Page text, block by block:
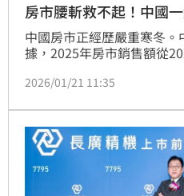
房市腰斬救不起！中國
中國房市正經歷嚴重寒冬
據，2025年房市銷售額從
500項救市政策，12月70大
房地產危機恐延燒至2030
2026/01/21 11:35